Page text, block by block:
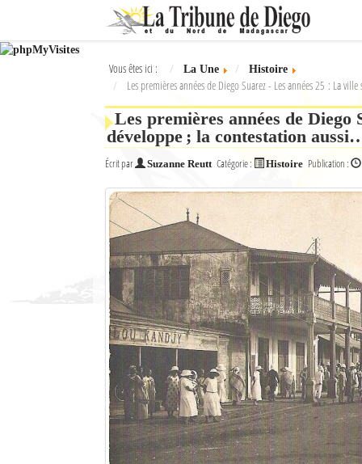
Ok
L'actualité à Diego Suarez
Vous êtes ici : La Une Histoire
Les premières années de Diego Suarez - Les années 25 : La
Les premières années de Diego
développe ; la contestation
Écrit par Suzanne Reutt Catégorie : Histoire Publication :